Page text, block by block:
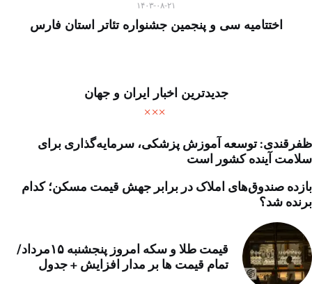
۱۴۰۳-۰۸-۲۱
اختتامیه سی و پنجمین جشنواره تئاتر استان فارس
جدیدترین اخبار ایران و جهان
ظفرقندی: توسعه آموزش پزشکی، سرمایه‌گذاری برای
سلامت آینده کشور است
بازده صندوق‌های املاک در برابر جهش قیمت مسکن؛ کدام
برنده شد؟
قیمت طلا و سکه امروز پنجشنبه ۱۵مرداد/
تمام قیمت ها بر مدار افزایش + جدول